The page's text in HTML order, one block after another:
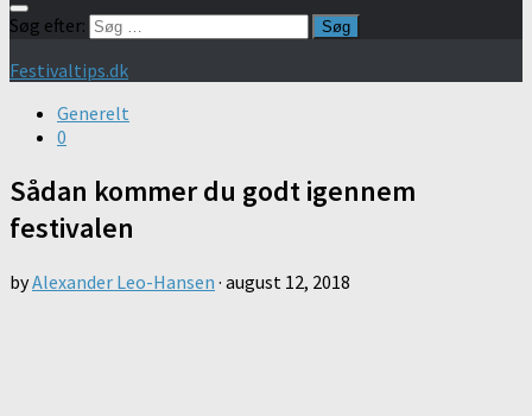
Søg efter:
Festivaltips.dk
Generelt
0
Sådan kommer du godt igennem
festivalen
byAlexander Leo-Hansen · august 12, 2018